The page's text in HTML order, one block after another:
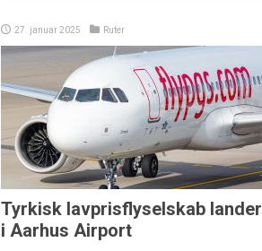
27. januar 2025 Ruter
Tyrkisk lavprisflyselskab lander
i Aarhus Airport